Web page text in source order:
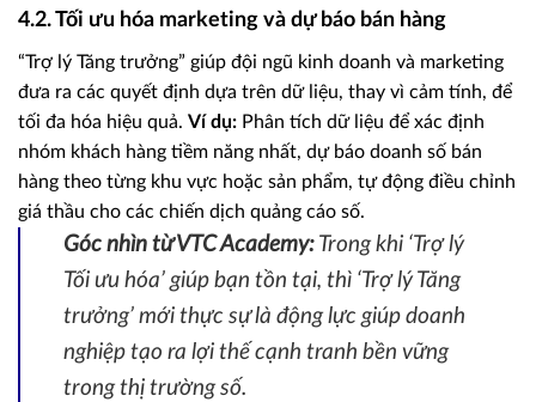
4.2. Tối ưu hóa marketing và dự báo bán hàng
“Trợ lý Tăng trưởng” giúp đội ngũ kinh doanh và marketing
đưa ra các quyết định dựa trên dữ liệu, thay vì cảm tính, để
tối đa hóa hiệu quả. Ví dụ: Phân tích dữ liệu để xác định
nhóm khách hàng tiềm năng nhất, dự báo doanh số bán
hàng theo từng khu vực hoặc sản phẩm, tự động điều chỉnh
giá thầu cho các chiến dịch quảng cáo số.
Góc nhìn từ VTC Academy: Trong khi ‘Trợ lý
Tối ưu hóa’ giúp bạn tồn tại, thì ‘Trợ lý Tăng
trưởng’ mới thực sự là động lực giúp doanh
nghiệp tạo ra lợi thế cạnh tranh bền vững
trong thị trường số.